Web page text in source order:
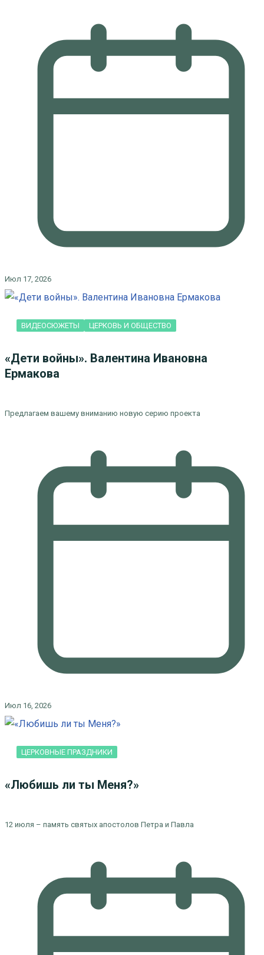
Июл 17, 2026
ВИДЕОСЮЖЕТЫ ЦЕРКОВЬ И ОБЩЕСТВО
«Дети войны». Валентина Ивановна
Ермакова
Предлагаем вашему вниманию новую серию проекта
Июл 16, 2026
ЦЕРКОВНЫЕ ПРАЗДНИКИ
«Любишь ли ты Меня?»
12 июля – память святых апостолов Петра и Павла